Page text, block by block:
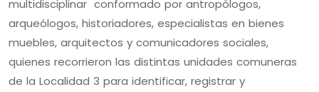
multidisciplinar conformado por antropólogos,
arqueólogos, historiadores, especialistas en bienes
muebles, arquitectos y comunicadores sociales,
quienes recorrieron las distintas unidades comuneras
de la Localidad 3 para identificar, registrar y